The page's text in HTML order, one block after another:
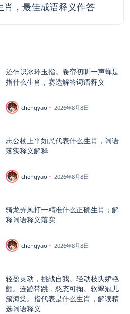
肖，最佳成语释义作答
还乍识冰环玉指。卷帘初听一声蝉是
指什么生肖，赛选解答词语释义
chengyao 2026年8月8日
志公杖上平如尺代表什么生肖，词语
落实释义解释
chengyao 2026年8月8日
骑龙弄凤打一精准什么正确生肖；解
释词语释义落实
chengyao 2026年8月8日
轻盈灵动，挑战自我。轻动枝头娇艳
颤。连蹦带跳，憨态可掬。软翠冠儿
簇海棠。指代表是什么生肖，解读精
选词语释义